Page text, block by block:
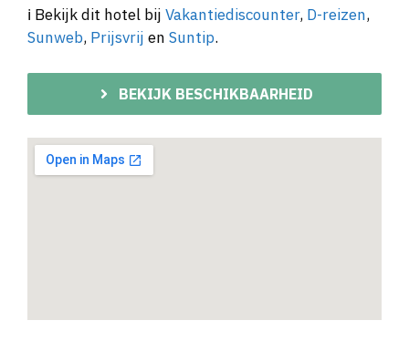
ℹ️ Bekijk dit hotel bij Vakantiediscounter, D-reizen,
Sunweb, Prijsvrij en Suntip.
BEKIJK BESCHIKBAARHEID